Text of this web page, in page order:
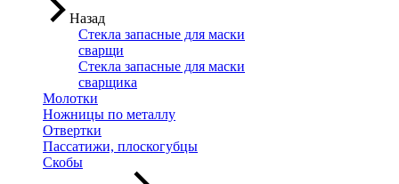
Назад
Стекла запасные для маски
сварщи
Стекла запасные для маски
сварщика
Молотки
Ножницы по металлу
Отвертки
Пассатижи, плоскогубцы
Скобы